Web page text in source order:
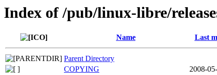
Index of /pub/linux-libre/
Name Last
Parent Directory
COPYING
2008-